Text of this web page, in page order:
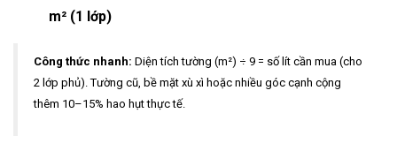
m² (1 lớp)
Công thức nhanh: Diện tích tường (m²) ÷ 9 = số lít cần mua (cho
2 lớp phủ). Tường cũ, bề mặt xù xì hoặc nhiều góc cạnh cộng
thêm 10–15% hao hụt thực tế.